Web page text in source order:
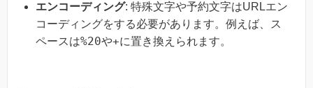
エンコーディング: 特殊文字や予約文字はURLエン
コーディングをする必要があります。例えば、ス
ペースは%20や+に置き換えられます。